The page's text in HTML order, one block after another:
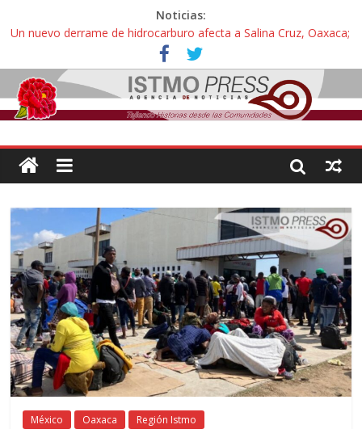
Noticias:
Un nuevo derrame de hidrocarburo afecta a Salina Cruz, Oaxaca;
ahora pescadores de Salinas del Marqués denuncian daños de
Pemex
Ángel, el joven autista expulsado por la Universidad Bienestar de
Ixtepec, Oaxaca vuelve a las aulas tras amparo
Familiares de periodista Alejandro Leyva se reúnen con titular de
intelectuales de su asesinato
Alertan pescadores de Juchitán, Oaxaca de nuevo despojo de su
Pescadores y comuneros ikoots detienen la extracción ilegal de
material pétreo de gravera Oyamel
México Oaxaca Región Istmo